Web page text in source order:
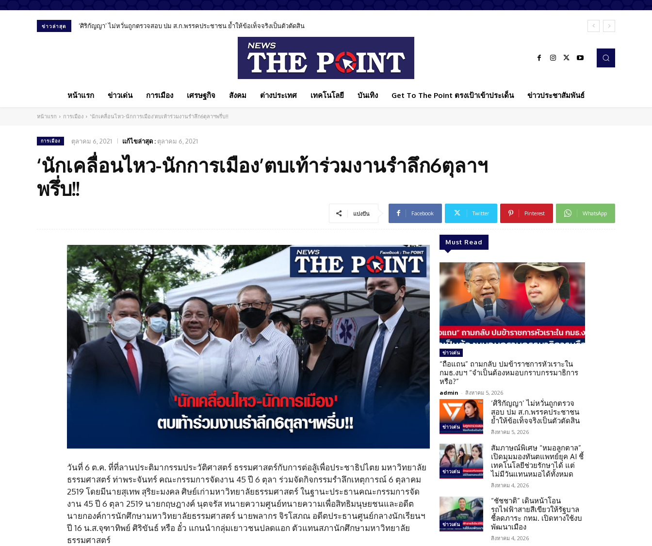
ข่าวล่าสุด ‘ศิริกัญญา’ ไม่หวั่นถูกตรวจสอบ ปม ส.ก.พรรคประชาชน ย้ำให้ข้อเท็จจริงเป็นตัวตัดสิน
หน้าแรก ข่าวเด่น การเมือง เศรษฐกิจ สังคม ต่างประเทศ เทคโนโลยี บันเทิง Get To The Point ตรงเป้าเข้าประเด็น ข่าวประชาสัมพันธ์
หน้าแรก การเมือง 'นักเคลื่อนไหว-นักการเมือง'ตบเท้าร่วมงานรำลึก6ตุลาฯพรึ่บ!!
การเมือง ตุลาคม 6, 2021 แก้ไขล่าสุด : ตุลาคม 6, 2021
‘นักเคลื่อนไหว-นักการเมือง’ตบเท้าร่วมงานรำลึก6ตุลาฯ
พรึ่บ!!
แบ่งปัน Facebook Twitter Pinterest WhatsApp
วันที่ 6 ต.ค. ที่ที่ลานประติมากรรมประวัติศาสตร์ ธรรมศาสตร์กับการต่อสู้เพื่อประชาธิปไตย มหาวิทยาลัย
ธรรมศาสตร์ ท่าพระจันทร์ คณะกรรมการจัดงาน 45 ปี 6 ตุลา ร่วมจัดกิจกรรมรำลึกเหตุการณ์ 6 ตุลาคม
2519 โดยมีนายสุเทพ สุริยะมงคล ศิษย์เก่ามหาวิทยาลัยธรรมศาสตร์ ในฐานะประธานคณะกรรมการจัด
งาน 45 ปี 6 ตุลา 2519 นายกฤษฎางค์ นุตจรัส ทนายความศูนย์ทนายความเพื่อสิทธิมนุษยชนและอดีต
นายกองค์การนักศึกษามหาวิทยาลัยธรรมศาสตร์ นายพลากร จิรโสภณ อดีตประธานศูนย์กลางนักเรียนฯ
ปี 16 น.ส.จุฑาทิพย์ ศิริขันธ์ หรือ อั๋ว แกนนำกลุ่มเยาวชนปลดแอก ตัวแทนสภานักศึกษามหาวิทยาลัย
ธรรมศาสตร์
Must Read
ข่าวเด่น
“ถือแถน” ถามกลับ ปมข้าราชการหัวเราะใน
กมธ.งบฯ “จำเป็นต้องหมอบกราบกรรมาธิการ
หรือ?”
admin - สิงหาคม 5, 2026
ข่าวเด่น
‘ศิริกัญญา’ ไม่หวั่นถูกตรวจ
สอบ ปม ส.ก.พรรคประชาชน
ย้ำให้ข้อเท็จจริงเป็นตัวตัดสิน
สิงหาคม 5, 2026
ข่าวเด่น
สัมภาษณ์พิเศษ “หมอลูกตาล”
เปิดมุมมองทันตแพทย์ยุค AI ชี้
เทคโนโลยีช่วยรักษาได้ แต่
ไม่มีวันแทนหมอได้ทั้งหมด
สิงหาคม 4, 2026
ข่าวเด่น
“ชัชชาติ” เดินหน้าโอน
รถไฟฟ้าสายสีเขียวให้รัฐบาล
ชี้ลดภาระ กทม. เปิดทางใช้งบ
พัฒนาเมือง
สิงหาคม 4, 2026